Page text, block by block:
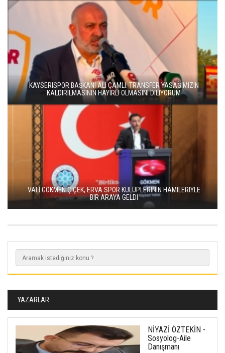
KAYSERISPOR BAŞKANI ALI ÇAMLI: TRANSFER YASAĞIMIZIN
KALDIRILMASININ HAYIRLI OLMASINI DILIYORUM
VALI GÖKMEN ÇIÇEK, ERVA SPOR KULÜPLERININ HAMILERIYLE
BIR ARAYA GELDI
YAZARLAR
NİYAZİ ÖZTEKİN -
Sosyolog-Aile
Danışmanı